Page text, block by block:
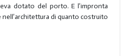
dotato del porto. E l’impronta
di quanto costruito